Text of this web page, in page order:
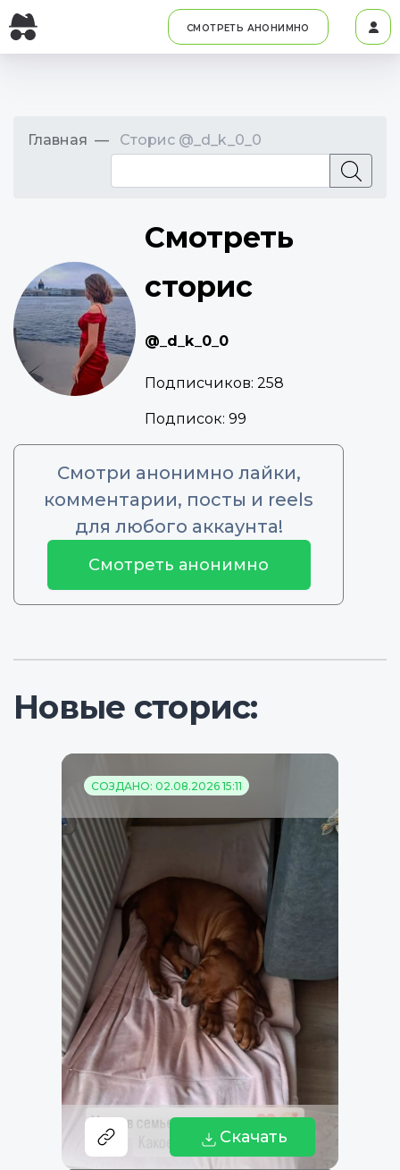
СМОТРЕТЬ АНОНИМНО
Главная Сторис @_d_k_0_0
Смотреть
сторис
@_d_k_0_0
Подписчиков: 258
Подписок: 99
Смотри анонимно лайки,
комментарии, посты и reels
для любого аккаунта!
Смотреть анонимно
Новые сторис:
СОЗДАНО: 02.08.2026 15:11
Скачать